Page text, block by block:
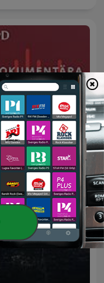
SvD Dokumentära
berättelser